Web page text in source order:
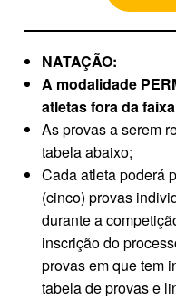
NATAÇÃO:
A modalidade
atletas fora da
As provas a serem
tabela abaixo;
Cada atleta poderá
(cinco) provas
durante a
inscrição do
provas em que tem
tabela de provas e